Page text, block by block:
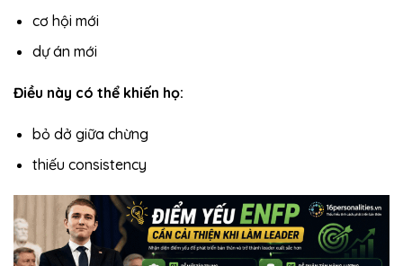
cơ hội mới
dự án mới
Điều này có thể khiến họ:
bỏ dở giữa chừng
thiếu consistency